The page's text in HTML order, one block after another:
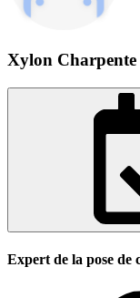
Xylon Charpente
Expert de la pose de